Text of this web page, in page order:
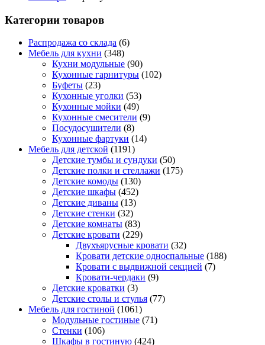
Категории товаров
Распродажа со склада (6)
Мебель для кухни (348)
Кухни модульные (90)
Кухонные гарнитуры (102)
Буфеты (23)
Кухонные уголки (53)
Кухонные мойки (49)
Кухонные смесители (9)
Посудосушители (8)
Кухонные фартуки (14)
Мебель для детской (1191)
Детские тумбы и сундуки (50)
Детские полки и стеллажи (175)
Детские комоды (130)
Детские шкафы (452)
Детские диваны (13)
Детские стенки (32)
Детские комнаты (83)
Детские кровати (229)
Двухъярусные кровати (32)
Кровати детские односпальные (188)
Кровати с выдвижной секцией (7)
Кровати-чердаки (9)
Детские кроватки (3)
Детские столы и стулья (77)
Мебель для гостиной (1061)
Модульные гостиные (71)
Стенки (106)
Шкафы в гостиную (424)